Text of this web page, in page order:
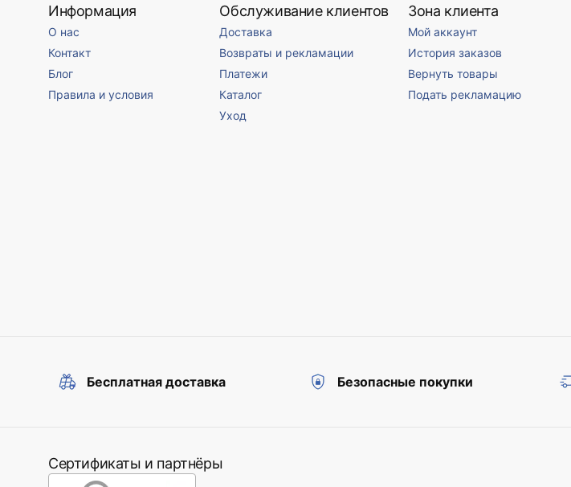
Класс энергопотребления
F
Класс герметичности
Помещение
офис, столовая, коридор/лестница,
кухня, салон, спальня, универсальное
Информация
О нас
Контакт
Блог
Правила и условия
Обслуживание клиентов
Доставка
Возвраты и рекламации
Платежи
Каталог
Уход
Зона клиента
Мой аккаунт
История заказов
Вернуть товары
Подать рекламацию
Бесплатная доставка Безопасные покупки
Сертификаты и партнёры